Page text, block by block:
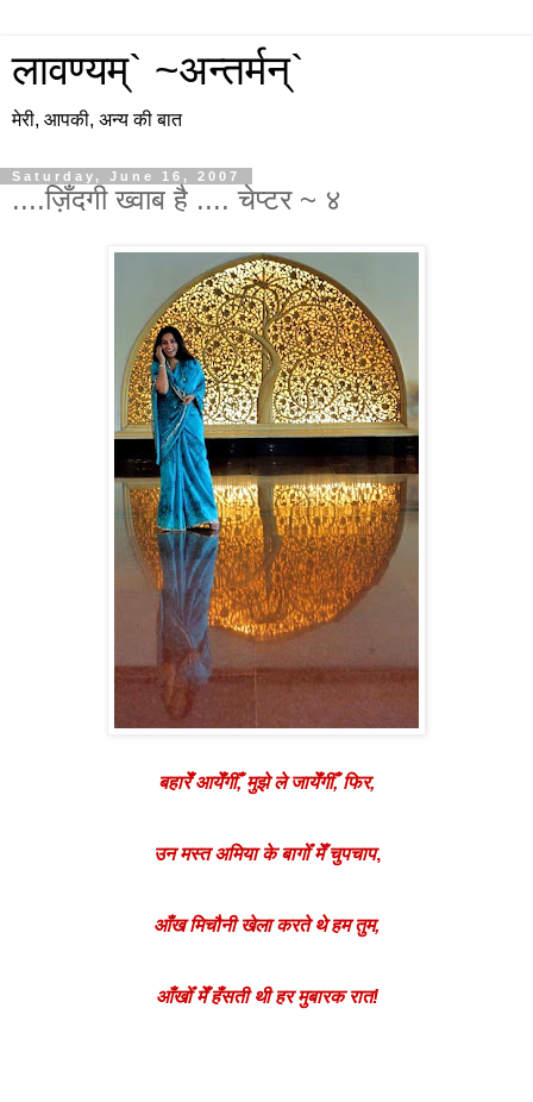
लावण्यम्` ~अन्तर्मन्`
मेरी, आपकी, अन्य की बात
Saturday, June 16, 2007
....ज़िँदगी ख्वाब है .... चेप्टर ~ ४
बहारेँ आयेँगीँ, मुझे ले जायेँगीँ, फिर,
उन मस्त अमिया के बागोँ मेँ चुपचाप,
आँख मिचौनी खेला करते थे हम तुम,
आँखोँ मेँ हँसती थी हर मुबारक रात!